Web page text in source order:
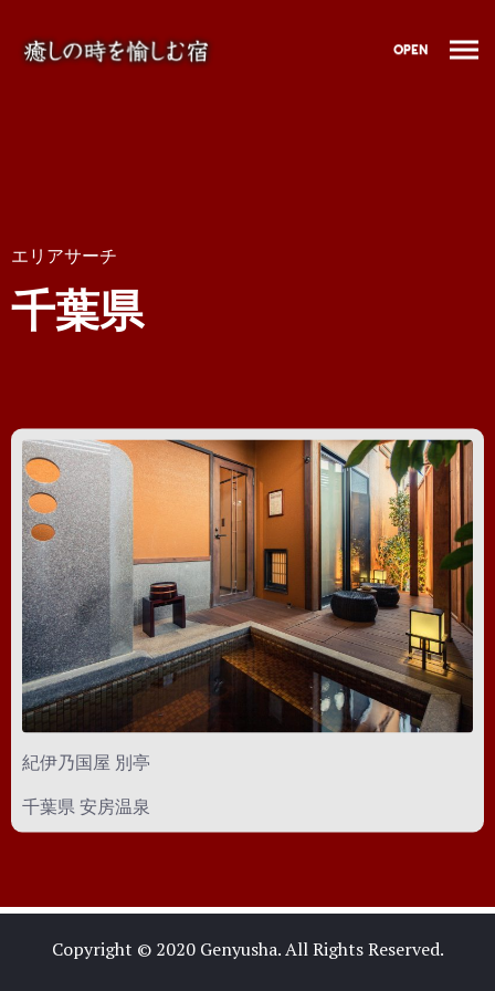
OPEN
エリアサーチ
千葉県
紀伊乃国屋 別亭
千葉県 安房温泉
Copyright © 2020 Genyusha. All Rights Reserved.